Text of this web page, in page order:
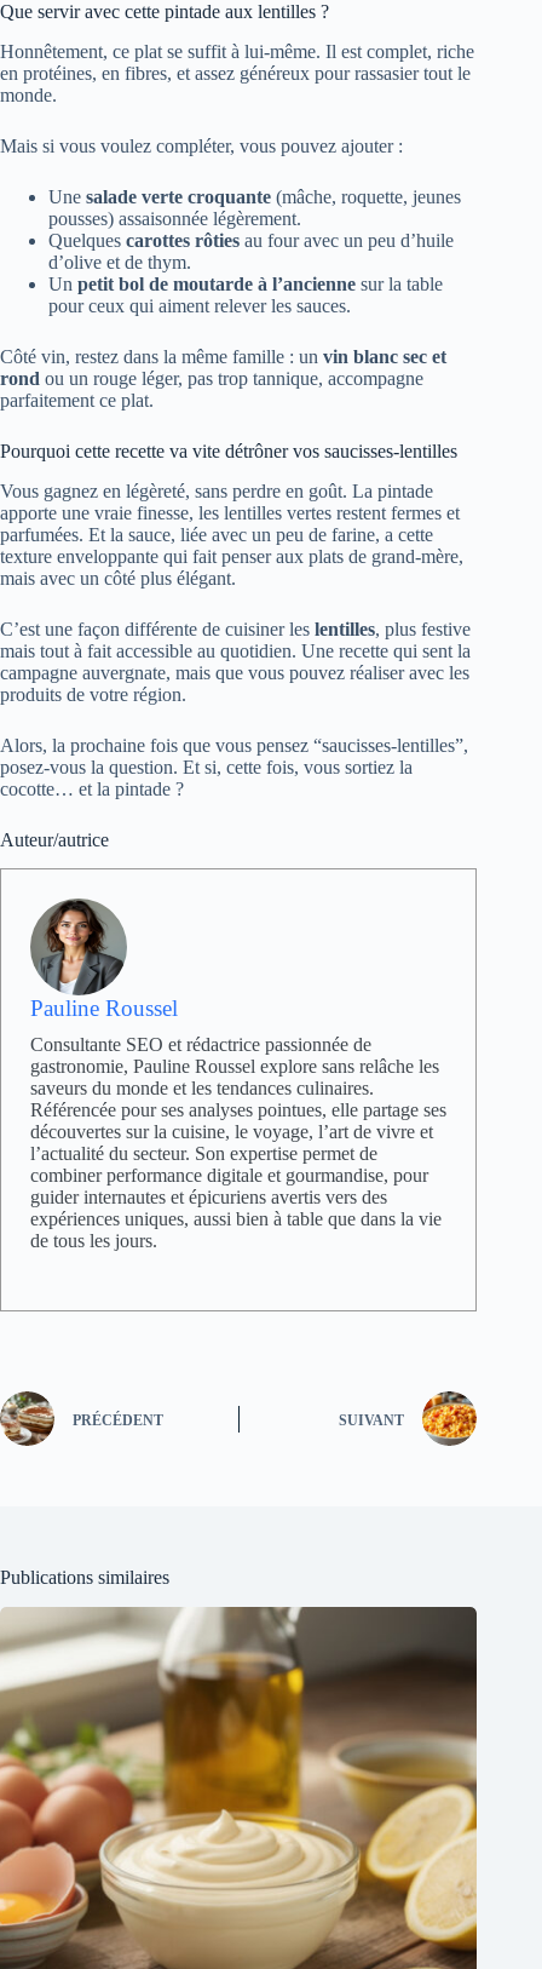
Que servir avec cette pintade aux lentilles ?
Honnêtement, ce plat se suffit à lui-même. Il est complet, riche
en protéines, en fibres, et assez généreux pour rassasier tout le
monde.
Mais si vous voulez compléter, vous pouvez ajouter :
Une salade verte croquante (mâche, roquette, jeunes
pousses) assaisonnée légèrement.
Quelques carottes rôties au four avec un peu d’huile
d’olive et de thym.
Un petit bol de moutarde à l’ancienne sur la table
pour ceux qui aiment relever les sauces.
Côté vin, restez dans la même famille : un vin blanc sec et
rond ou un rouge léger, pas trop tannique, accompagne
parfaitement ce plat.
Pourquoi cette recette va vite détrôner vos saucisses-lentilles
Vous gagnez en légèreté, sans perdre en goût. La pintade
apporte une vraie finesse, les lentilles vertes restent fermes et
parfumées. Et la sauce, liée avec un peu de farine, a cette
texture enveloppante qui fait penser aux plats de grand-mère,
mais avec un côté plus élégant.
C’est une façon différente de cuisiner les lentilles, plus festive
mais tout à fait accessible au quotidien. Une recette qui sent la
campagne auvergnate, mais que vous pouvez réaliser avec les
produits de votre région.
Alors, la prochaine fois que vous pensez “saucisses-lentilles”,
posez-vous la question. Et si, cette fois, vous sortiez la
cocotte… et la pintade ?
Auteur/autrice
Pauline Roussel
Consultante SEO et rédactrice passionnée de
gastronomie, Pauline Roussel explore sans relâche les
saveurs du monde et les tendances culinaires.
Référencée pour ses analyses pointues, elle partage ses
découvertes sur la cuisine, le voyage, l’art de vivre et
l’actualité du secteur. Son expertise permet de
combiner performance digitale et gourmandise, pour
guider internautes et épicuriens avertis vers des
expériences uniques, aussi bien à table que dans la vie
de tous les jours.
PRÉCÉDENT SUIVANT
Publications similaires